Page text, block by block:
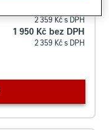
2 359 Kč s DPH
1 950 Kč bez DPH
2 359 Kč s DPH